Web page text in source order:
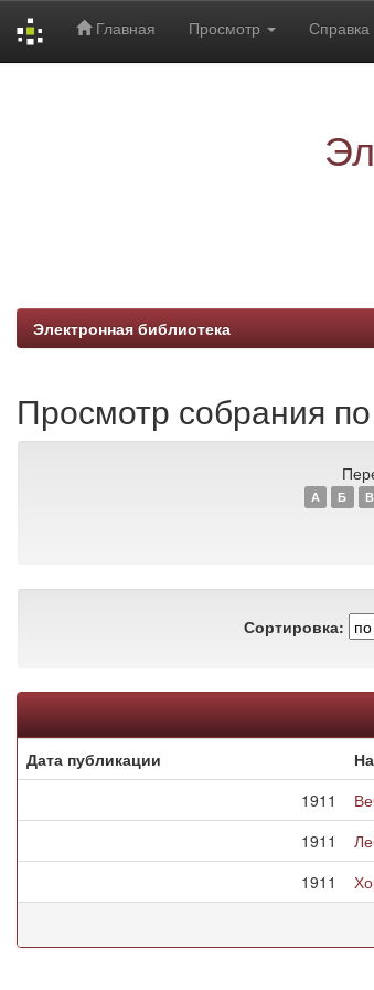
Главная Просмотр Справка
Электронная библиотека
Просмотр собрания
А
Б В
Сортировка:
Дата публикации
1911
1911
1911